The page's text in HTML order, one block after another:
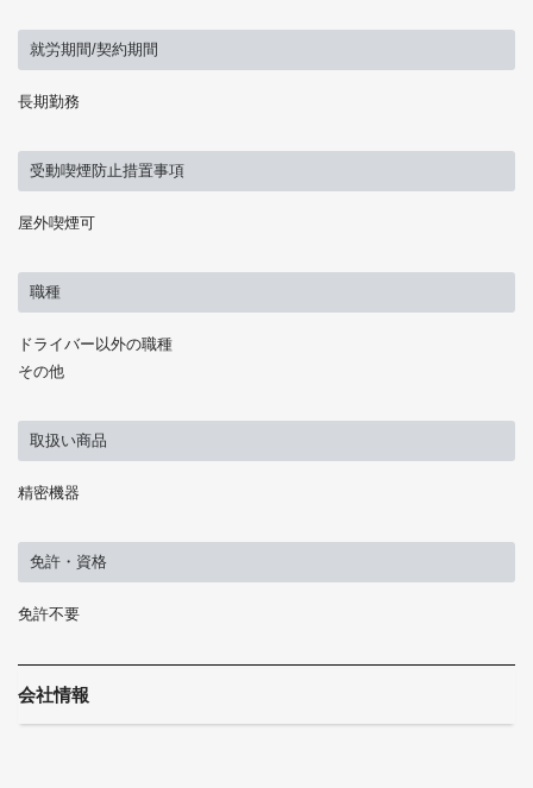
就労期間/契約期間
長期勤務
受動喫煙防止措置事項
屋外喫煙可
職種
ドライバー以外の職種
その他
取扱い商品
精密機器
免許・資格
免許不要
会社情報